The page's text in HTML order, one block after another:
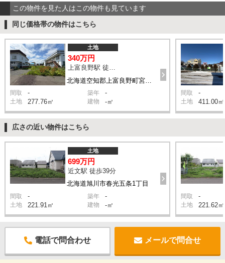
この物件を見た人はこの物件も見ています
同じ価格帯の物件はこちら
土地
340万円
上富良野駅 徒歩15分
間取 - 築年 -
土地 277.76㎡ 建物 -㎡
間取 -
土地 411.00㎡
広さの近い物件はこちら
北海道旭川市春光五条1丁目
土地
699万円
近文駅 徒歩39分
間取 - 築年 -
土地 221.91㎡ 建物 -㎡
間取 -
土地 221.62㎡
電話で問合わせ メールで問合せ